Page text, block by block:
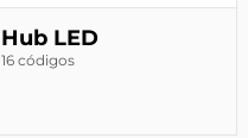
Hub LED
16 códigos